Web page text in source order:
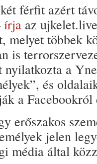
férfit azért
írja az
melyet többek
is
nyilatkozta a
és
a Facebookról
erőszakos
jelen
média által